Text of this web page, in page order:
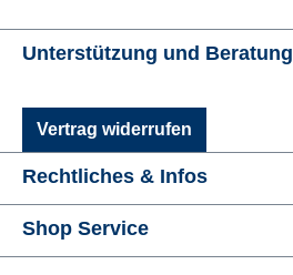
Unterstützung und Beratung
Vertrag widerrufen
Rechtliches & Infos
Shop Service